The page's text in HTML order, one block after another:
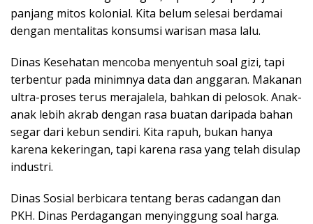
panjang mitos kolonial. Kita belum selesai berdamai
dengan mentalitas konsumsi warisan masa lalu.
Dinas Kesehatan mencoba menyentuh soal gizi, tapi
terbentur pada minimnya data dan anggaran. Makanan
ultra-proses terus merajalela, bahkan di pelosok. Anak-
anak lebih akrab dengan rasa buatan daripada bahan
segar dari kebun sendiri. Kita rapuh, bukan hanya
karena kekeringan, tapi karena rasa yang telah disulap
industri.
Dinas Sosial berbicara tentang beras cadangan dan
PKH. Dinas Perdagangan menyinggung soal harga.